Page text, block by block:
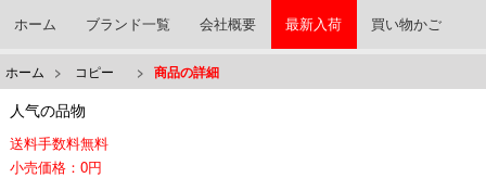
ホーム ブランド一覧 会社概要 最新入荷 買い物かご
ホーム > コピー > 商品の詳細
人气の品物
送料手数料無料
小売価格：0円